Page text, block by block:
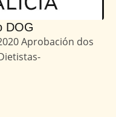
DOG
Aprobación dos